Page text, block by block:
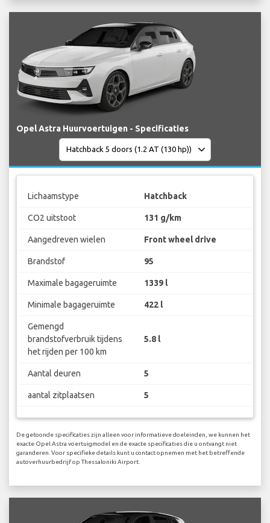
Opel Astra Huurvoertuigen - Specificaties
Lichaamstype Hatchback
CO2 uitstoot 131 g/km
Aangedreven wielen Front wheel drive
Brandstof 95
Maximale bagageruimte 1339 l
Minimale bagageruimte 422 l
Gemengd
brandstofverbruik tijdens
het rijden per 100 km
5.8 l
Aantal deuren 5
aantal zitplaatsen 5
De getoonde specificaties zijn alleen voor informatieve doeleinden, we kunnen het
exacte Opel Astra voertuigmodel en de exacte specificaties die u ontvangt niet
garanderen. Voor specifieke details kunt u contact opnemen met het betreffende
autoverhuurbedrijf op Thessaloniki Airport.